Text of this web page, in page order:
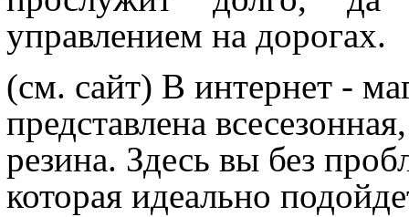
управлением на дорогах.
(см. сайт) В интернет -
представлена
резина. Здесь вы без
которая идеально